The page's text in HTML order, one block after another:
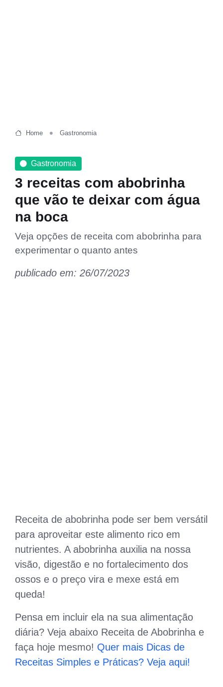
Home Gastronomia
Gastronomia
3 receitas com abobrinha
que vão te deixar com água
na boca
Veja opções de receita com abobrinha para
experimentar o quanto antes
publicado em: 26/07/2023
Receita de abobrinha pode ser bem versátil
para aproveitar este alimento rico em
nutrientes. A abobrinha auxilia na nossa
visão, digestão e no fortalecimento dos
ossos e o preço vira e mexe está em
queda!
Pensa em incluir ela na sua alimentação
diária? Veja abaixo Receita de Abobrinha e
faça hoje mesmo! Quer mais Dicas de
Receitas Simples e Práticas? Veja aqui!